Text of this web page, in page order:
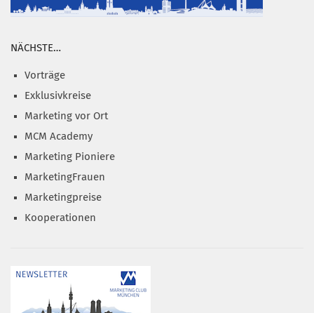
NÄCHSTE…
Vorträge
Exklusivkreise
Marketing vor Ort
MCM Academy
Marketing Pioniere
MarketingFrauen
Marketingpreise
Kooperationen